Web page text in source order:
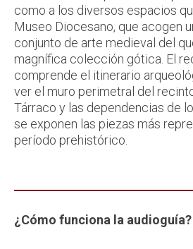
como a los diversos espacios
Museo Diocesano, que acogen
conjunto de arte medieval del
magnífica colección gótica. El
comprende el itinerario
ver el muro perimetral del
Tárraco y las dependencias de
se exponen las piezas más
período prehistórico.
¿Cómo funciona la audioguía?